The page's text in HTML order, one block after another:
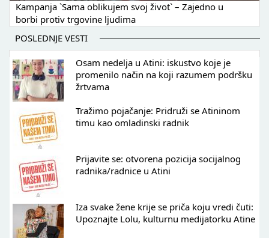
Kampanja `Sama oblikujem svoj život` – Zajedno u
borbi protiv trgovine ljudima
POSLEDNJE VESTI
Osam nedelja u Atini: iskustvo koje je
promenilo način na koji razumem podršku
žrtvama
Tražimo pojačanje: Pridruži se Atininom
timu kao omladinski radnik
Prijavite se: otvorena pozicija socijalnog
radnika/radnice u Atini
Iza svake žene krije se priča koju vredi čuti:
Upoznajte Lolu, kulturnu medijatorku Atine